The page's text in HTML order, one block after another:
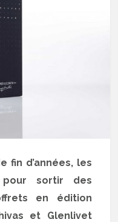
fin d’années, les
sortir des
en édition
et Glenlivet